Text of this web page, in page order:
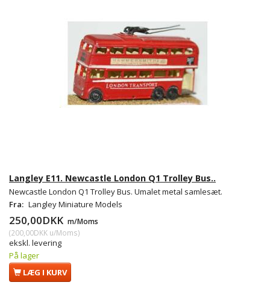
Langley E11. Newcastle London Q1 Trolley Bus..
Newcastle London Q1 Trolley Bus. Umalet metal samlesæt.
Fra: Langley Miniature Models
250,00DKK m/Moms
(200,00DKK u/Moms)
ekskl. levering
På lager
LÆG I KURV